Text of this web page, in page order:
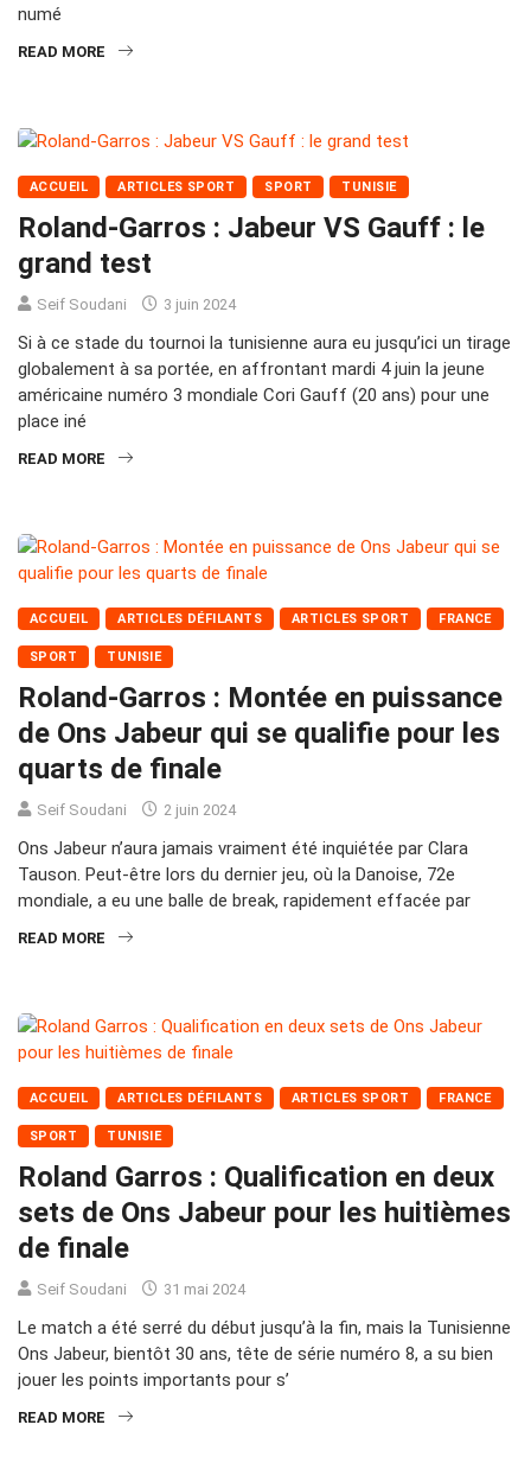
numé
READ MORE
ACCUEIL ARTICLES SPORT SPORT TUNISIE
Roland-Garros : Jabeur VS Gauff : le
grand test
Seif Soudani 3 juin 2024
Si à ce stade du tournoi la tunisienne aura eu jusqu’ici un tirage
globalement à sa portée, en affrontant mardi 4 juin la jeune
américaine numéro 3 mondiale Cori Gauff (20 ans) pour une
place iné
READ MORE
ACCUEIL ARTICLES DÉFILANTS ARTICLES SPORT FRANCE
SPORT TUNISIE
Roland-Garros : Montée en puissance
de Ons Jabeur qui se qualifie pour les
quarts de finale
Seif Soudani 2 juin 2024
Ons Jabeur n’aura jamais vraiment été inquiétée par Clara
Tauson. Peut-être lors du dernier jeu, où la Danoise, 72e
mondiale, a eu une balle de break, rapidement effacée par
READ MORE
ACCUEIL ARTICLES DÉFILANTS ARTICLES SPORT FRANCE
SPORT TUNISIE
Roland Garros : Qualification en deux
sets de Ons Jabeur pour les huitièmes
de finale
Seif Soudani 31 mai 2024
Le match a été serré du début jusqu’à la fin, mais la Tunisienne
Ons Jabeur, bientôt 30 ans, tête de série numéro 8, a su bien
jouer les points importants pour s’
READ MORE